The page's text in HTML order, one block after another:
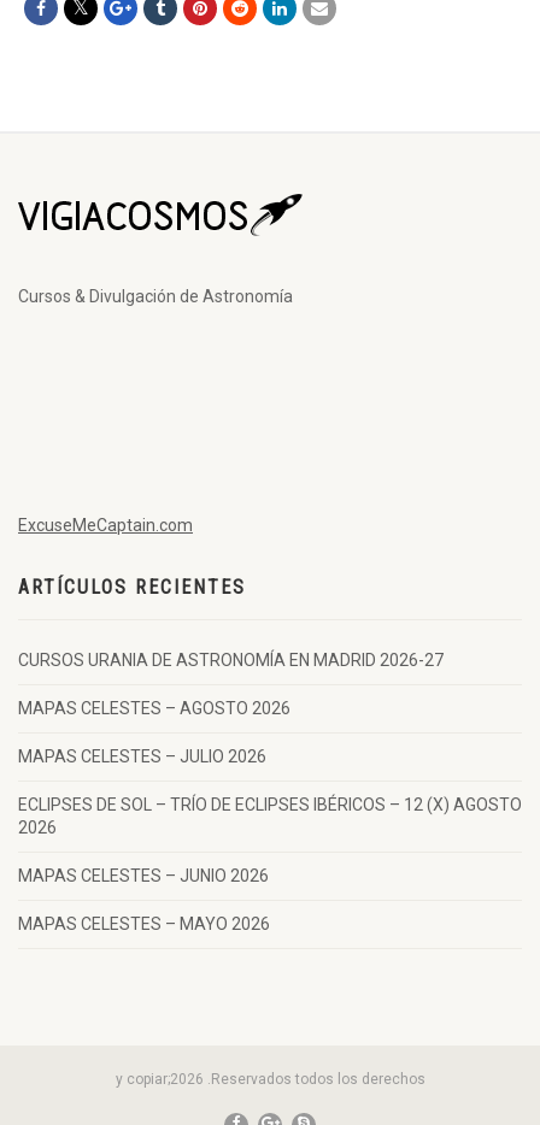
Cursos & Divulgación de Astronomía
ExcuseMeCaptain.com
ARTÍCULOS RECIENTES
CURSOS URANIA DE ASTRONOMÍA EN MADRID 2026-27
MAPAS CELESTES – AGOSTO 2026
MAPAS CELESTES – JULIO 2026
ECLIPSES DE SOL – TRÍO DE ECLIPSES IBÉRICOS – 12 (X) AGOSTO
2026
MAPAS CELESTES – JUNIO 2026
MAPAS CELESTES – MAYO 2026
y copiar;2026 .Reservados todos los derechos